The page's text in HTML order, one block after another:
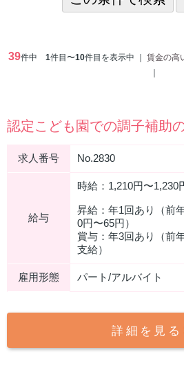
39件中1件目〜10件目を表示中 ｜賃金の高
認定こども園での調子補助
求人番号 No.2830
給与
時給：1,210円〜1,230
昇給：年1回あり（前
0円〜65円）
賞与：年3回あり（前
支給）
雇用形態 パート/アルバイト
詳細を見る